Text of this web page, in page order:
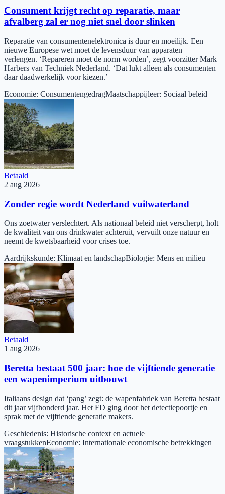
Consument krijgt recht op reparatie, maar
afvalberg zal er nog niet snel door slinken
Reparatie van consumentenelektronica is duur en moeilijk. Een
nieuwe Europese wet moet de levensduur van apparaten
verlengen. ‘Repareren moet de norm worden’, zegt voorzitter Mark
Harbers van Techniek Nederland. ‘Dat lukt alleen als consumenten
daar daadwerkelijk voor kiezen.’
Economie: ConsumentengedragMaatschappijleer: Sociaal beleid
Betaald
2 aug 2026
Zonder regie wordt Nederland vuilwaterland
Ons zoetwater verslechtert. Als nationaal beleid niet verscherpt, holt
de kwaliteit van ons drinkwater achteruit, vervuilt onze natuur en
neemt de kwetsbaarheid voor crises toe.
Aardrijkskunde: Klimaat en landschapBiologie: Mens en milieu
Betaald
1 aug 2026
Beretta bestaat 500 jaar: hoe de vijftiende generatie
een wapen­imperium uitbouwt
Italiaans design dat ‘pang’ zegt: de wapenfabriek van Beretta bestaat
dit jaar vijfhonderd jaar. Het FD ging door het detectiepoortje en
sprak met de vijftiende generatie makers.
Geschiedenis: Historische context en actuele
vraagstukkenEconomie: Internationale economische betrekkingen